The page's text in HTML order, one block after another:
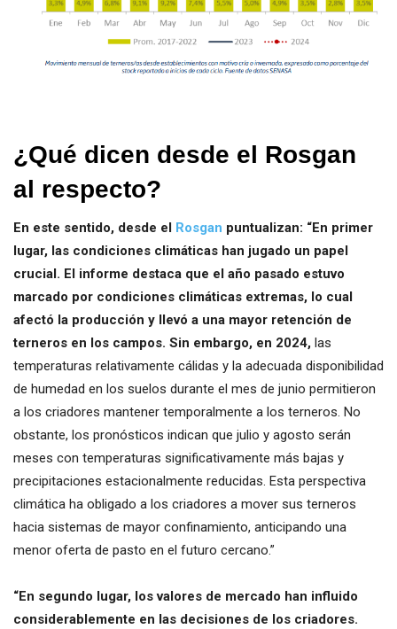
¿Qué dicen desde el Rosgan
al respecto?
En este sentido, desde el Rosgan puntualizan: “En primer
lugar, las condiciones climáticas han jugado un papel
crucial. El informe destaca que el año pasado estuvo
marcado por condiciones climáticas extremas, lo cual
afectó la producción y llevó a una mayor retención de
terneros en los campos. Sin embargo, en 2024, las
temperaturas relativamente cálidas y la adecuada disponibilidad
de humedad en los suelos durante el mes de junio permitieron
a los criadores mantener temporalmente a los terneros. No
obstante, los pronósticos indican que julio y agosto serán
meses con temperaturas significativamente más bajas y
precipitaciones estacionalmente reducidas. Esta perspectiva
climática ha obligado a los criadores a mover sus terneros
hacia sistemas de mayor confinamiento, anticipando una
menor oferta de pasto en el futuro cercano.”
“En segundo lugar, los valores de mercado han influido
considerablemente en las decisiones de los criadores.